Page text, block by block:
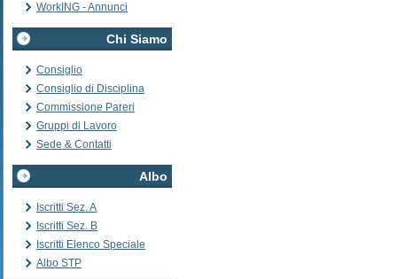
WorkING - Annunci
Chi Siamo
Consiglio
Consiglio di Disciplina
Commissione Pareri
Gruppi di Lavoro
Sede & Contatti
Albo
Iscritti Sez. A
Iscritti Sez. B
Iscritti Elenco Speciale
Albo STP